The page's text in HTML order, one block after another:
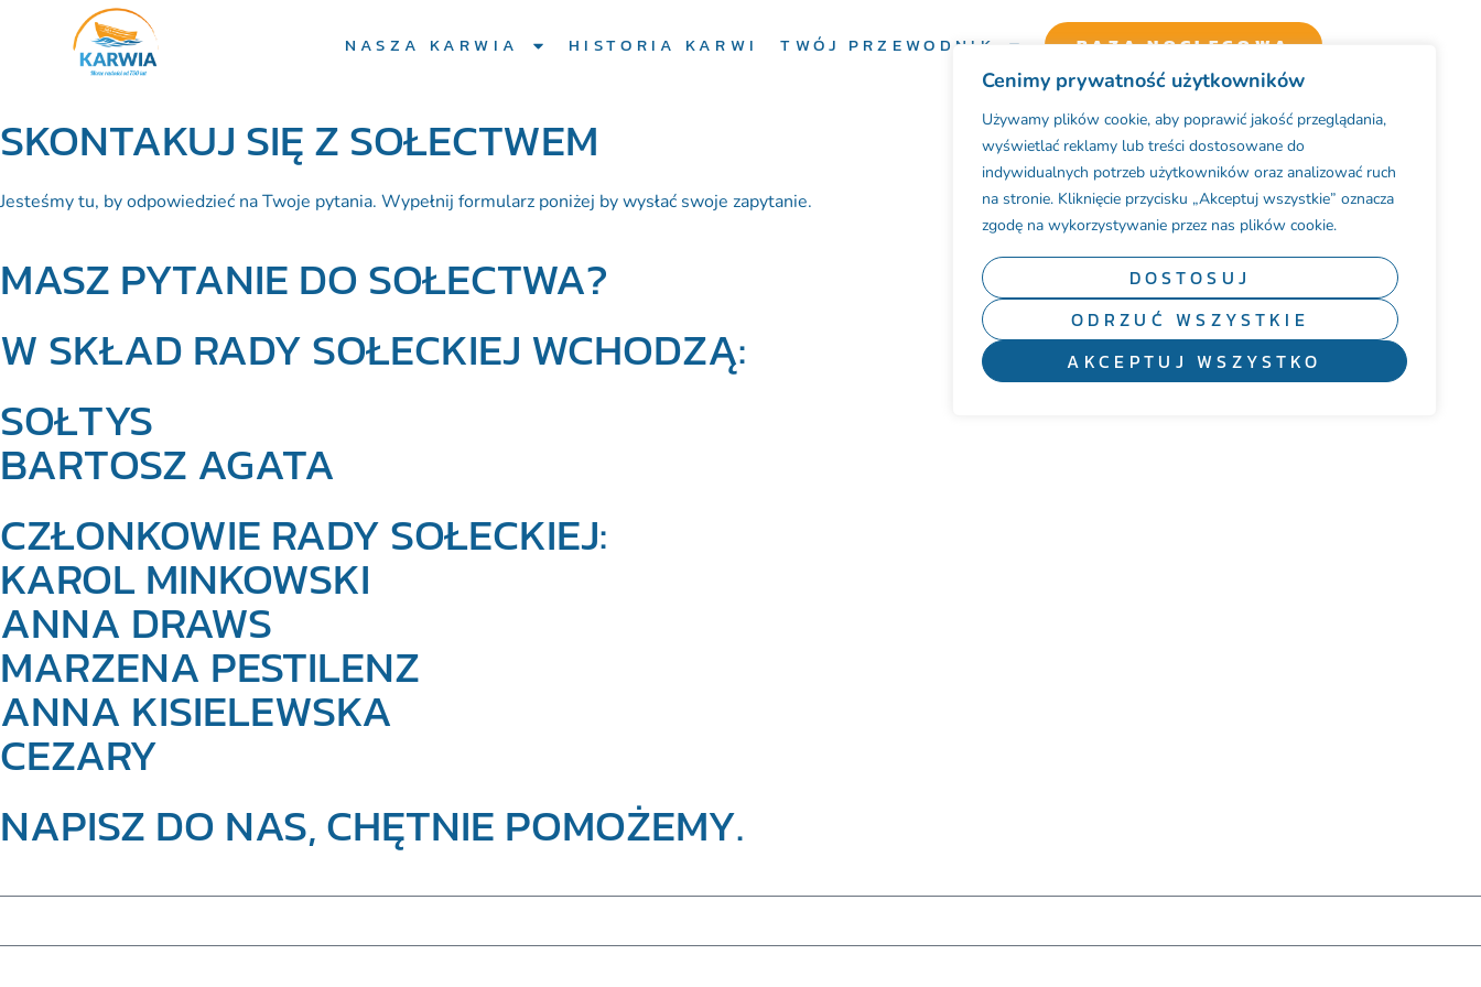
Cenimy prywatność użytkowników
Używamy plików cookie, aby poprawić jakość przeglądania,
wyświetlać reklamy lub treści dostosowane do
indywidualnych potrzeb użytkowników oraz analizować ruch
na stronie. Kliknięcie przycisku „Akceptuj wszystkie” oznacza
zgodę na wykorzystywanie przez nas plików cookie.
DOSTOSUJ
ODRZUĆ WSZYSTKIE
AKCEPTUJ WSZYSTKO
NASZA KARWIA HISTORIA KARWI TWÓJ PRZEWODNIK BAZA NOCLEGOWA
SKONTAKUJ SIĘ Z SOŁECTWEM
Jesteśmy tu, by odpowiedzieć na Twoje pytania. Wypełnij formularz poniżej by wysłać swoje zapytanie.
MASZ PYTANIE DO SOŁECTWA?
W SKŁAD RADY SOŁECKIEJ WCHODZĄ:
SOŁTYS
BARTOSZ AGATA
CZŁONKOWIE RADY SOŁECKIEJ:
KAROL MINKOWSKI
ANNA DRAWS
MARZENA PESTILENZ
ANNA KISIELEWSKA
CEZARY
NAPISZ DO NAS, CHĘTNIE POMOŻEMY.